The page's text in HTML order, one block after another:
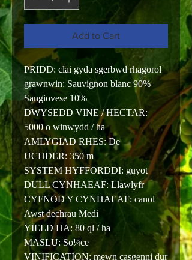
Add to Cart
PRIDD: clai gyda sgerbwd rhagorol
grawnwin: Sauvignon blanc 90%
Sangiovese 10%
DWYSEDD VINE / HECTAR:
5000 o winwydd / ha
AMLYGIAD RHES: De
UCHDER: 350 m
SYSTEM HYFFORDDI: guyot
DULL CYNHAEAF: Llawlyfr
CYFNOD Y CYNHAEAF: canol
Awst dechrau Medi
YIELD HA: 80 ql / ha
MASLU: So¼ce
VINIFICATION: mewn casgenni dur